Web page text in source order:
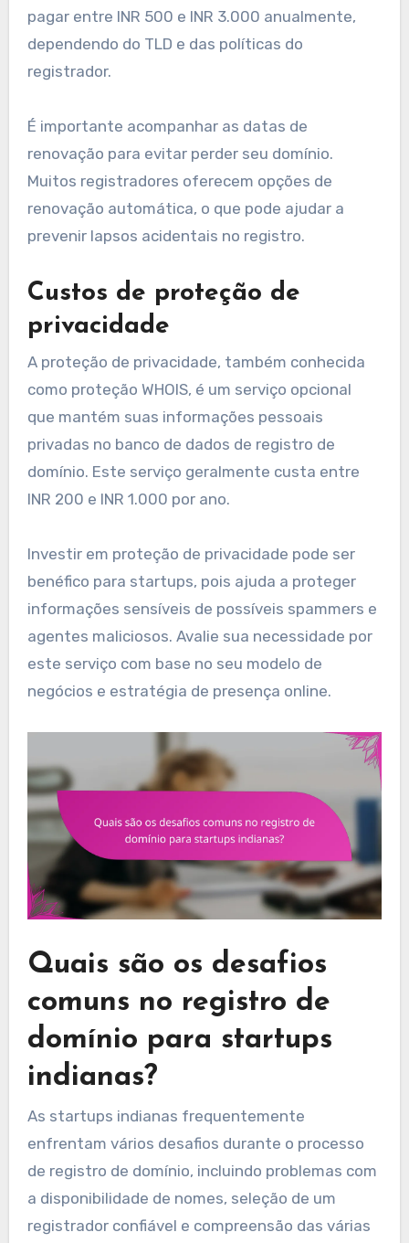
pagar entre INR 500 e INR 3.000 anualmente,
dependendo do TLD e das políticas do
registrador.
É importante acompanhar as datas de
renovação para evitar perder seu domínio.
Muitos registradores oferecem opções de
renovação automática, o que pode ajudar a
prevenir lapsos acidentais no registro.
Custos de proteção de
privacidade
A proteção de privacidade, também conhecida
como proteção WHOIS, é um serviço opcional
que mantém suas informações pessoais
privadas no banco de dados de registro de
domínio. Este serviço geralmente custa entre
INR 200 e INR 1.000 por ano.
Investir em proteção de privacidade pode ser
benéfico para startups, pois ajuda a proteger
informações sensíveis de possíveis spammers e
agentes maliciosos. Avalie sua necessidade por
este serviço com base no seu modelo de
negócios e estratégia de presença online.
Quais são os desafios
comuns no registro de
domínio para startups
indianas?
As startups indianas frequentemente
enfrentam vários desafios durante o processo
de registro de domínio, incluindo problemas com
a disponibilidade de nomes, seleção de um
registrador confiável e compreensão das várias